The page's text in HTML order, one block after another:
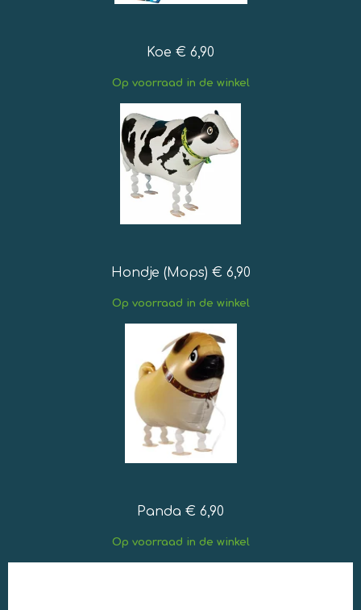
Koe € 6,90
Op voorraad in de winkel
Hondje (Mops) € 6,90
Op voorraad in de winkel
Panda € 6,90
Op voorraad in de winkel